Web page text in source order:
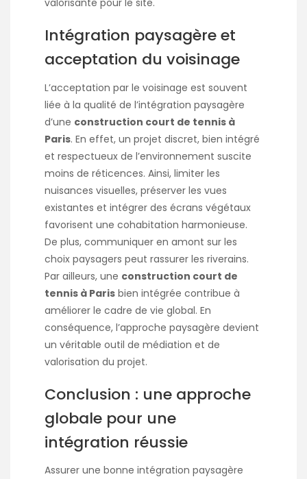
Intégration paysagère et
acceptation du voisinage
L’acceptation par le voisinage est souvent
liée à la qualité de l’intégration paysagère
d’une construction court de tennis à
Paris. En effet, un projet discret, bien intégré
et respectueux de l’environnement suscite
moins de réticences. Ainsi, limiter les
nuisances visuelles, préserver les vues
existantes et intégrer des écrans végétaux
favorisent une cohabitation harmonieuse.
De plus, communiquer en amont sur les
choix paysagers peut rassurer les riverains.
Par ailleurs, une construction court de
tennis à Paris bien intégrée contribue à
améliorer le cadre de vie global. En
conséquence, l’approche paysagère devient
un véritable outil de médiation et de
valorisation du projet.
Conclusion : une approche
globale pour une
intégration réussie
Assurer une bonne intégration paysagère